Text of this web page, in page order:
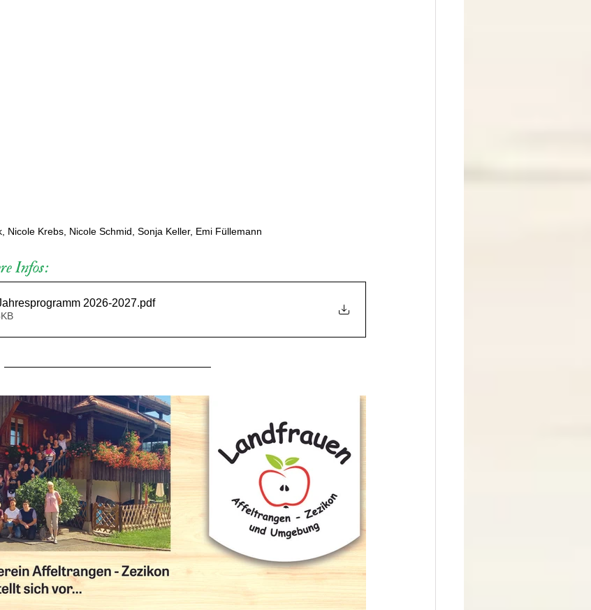
Nicole Krebs, Nicole Schmid, Sonja Keller, Emi Füllemann
Infos:
2026-2027.pdf